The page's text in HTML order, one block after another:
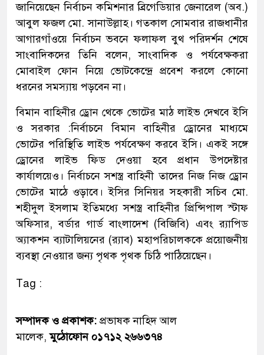
জানিয়েছেন নির্বাচন কমিশনার ব্রিগেডিয়ার জেনারেল (অব.)
আবুল ফজল মো. সানাউল্লাহ। গতকাল সোমবার রাজধানীর
আগারগাঁওয়ে নির্বাচন ভবনে ফলাফল বুথ পরিদর্শন শেষে
সাংবাদিকদের তিনি বলেন, সাংবাদিক ও পর্যবেক্ষকরা
মোবাইল ফোন নিয়ে ভোটকেন্দ্রে প্রবেশ করলে কোনো
ধরনের সমস্যায় পড়বেন না।
বিমান বাহিনীর ড্রোন থেকে ভোটের মাঠ লাইভ দেখবে ইসি
ও সরকার :নির্বাচনে বিমান বাহিনীর ড্রোনের মাধ্যমে
ভোটের পরিস্থিতি লাইভ পর্যবেক্ষণ করবে ইসি। একই সঙ্গে
ড্রোনের লাইভ ফিড দেওয়া হবে প্রধান উপদেষ্টার
কার্যালয়েও। নির্বাচনে সশস্ত্র বাহিনী তাদের নিজ নিজ ড্রোন
ভোটের মাঠে ওড়াবে। ইসির সিনিয়র সহকারী সচিব মো.
শহীদুল ইসলাম ইতিমধ্যে সশস্ত্র বাহিনীর প্রিন্সিপাল স্টাফ
অফিসার, বর্ডার গার্ড বাংলাদেশ (বিজিবি) এবং র‍্যাপিড
অ্যাকশন ব্যাটালিয়নের (র‍্যাব) মহাপরিচালককে প্রয়োজনীয়
ব্যবস্থা নেওয়ার জন্য পৃথক পৃথক চিঠি পাঠিয়েছেন।
Tag :
সম্পাদক ও প্রকাশক: প্রভাষক নাহিদ আল
মালেক,মুঠোফোন ০১৭১২ ২৬৬৩৭৪